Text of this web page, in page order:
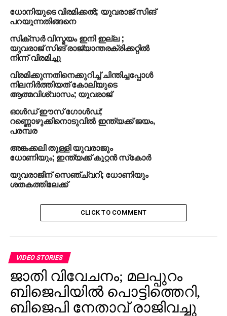
ധോനിയുടെ വിരമിക്കല്‍; യുവരാജ് സിങ്
പറയുന്നതിങ്ങനെ
സിക്‌സര്‍ വിസ്മയം ഇനി ഇല്ല ;
യുവരാജ് സിങ് രാജ്യാന്തരക്രിക്കറ്റില്‍
നിന്ന് വിരമിച്ചു
വിരമിക്കുന്നതിനെക്കുറിച്ച് ചിന്തിച്ചപ്പോള്‍
നിലനിര്‍ത്തിയത് കോലിയുടെ
ആത്മവിശ്വാസം; യുവരാജ്
ഓള്‍ഡ് ഈസ് ഗോള്‍ഡ്;
റണ്ണൊഴുക്കിനൊടുവില്‍ ഇന്ത്യക്ക് ജയം,
പരമ്പര
അങ്കക്കലി തുള്ളി യുവരാജും
ധോണിയും; ഇന്ത്യക്ക് കൂറ്റന്‍ സ്‌കോര്‍
യുവരാജിന് സെഞ്ച്വറി; ധോണിയും
ശതകത്തിലേക്ക്‌
CLICK TO COMMENT
VIDEO STORIES
ജാതി വിവേചനം; മലപ്പുറം
ബിജെപിയില്‍ പൊട്ടിത്തെറി,
ബിജെപി നേതാവ് രാജിവച്ചു